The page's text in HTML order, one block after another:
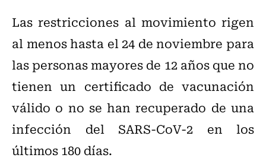
Las restricciones al movimiento rigen
al menos hasta el 24 de noviembre para
las personas mayores de 12 años que no
tienen un certificado de vacunación
válido o no se han recuperado de una
infección del SARS-CoV-2 en los
últimos 180 días.